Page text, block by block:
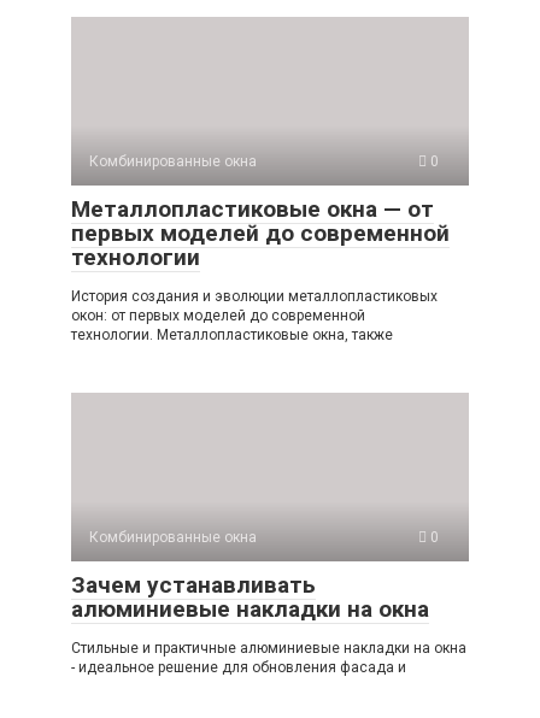
Комбинированные окна 0
Металлопластиковые окна — от
первых моделей до современной
технологии
История создания и эволюции металлопластиковых
окон: от первых моделей до современной
технологии. Металлопластиковые окна, также
Комбинированные окна 0
Зачем устанавливать
алюминиевые накладки на окна
Стильные и практичные алюминиевые накладки на окна
- идеальное решение для обновления фасада и